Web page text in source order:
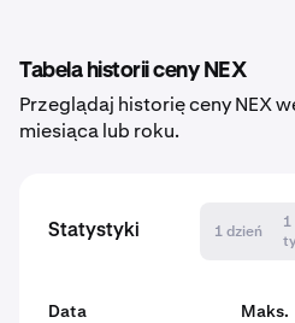
Tabela historii ceny NEX
Przeglądaj historię ceny NEX
miesiąca lub roku.
Statystyki 1 dzień
1
Data Maks.